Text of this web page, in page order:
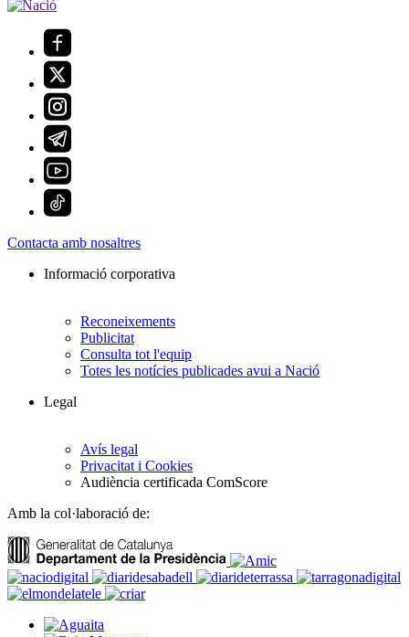
Contacta amb nosaltres
Informació corporativa
Reconeixements
Publicitat
Consulta tot l'equip
Totes les notícies publicades avui a Nació
Legal
Avís legal
Privacitat i Cookies
Audiència certificada ComScore
Amb la col·laboració de: